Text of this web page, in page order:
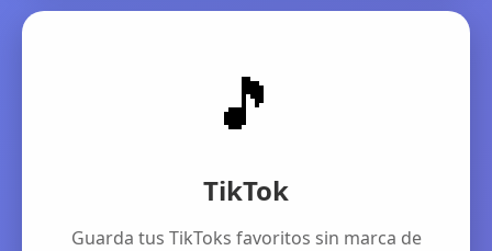
🎵
TikTok
Guarda tus TikToks favoritos sin marca de